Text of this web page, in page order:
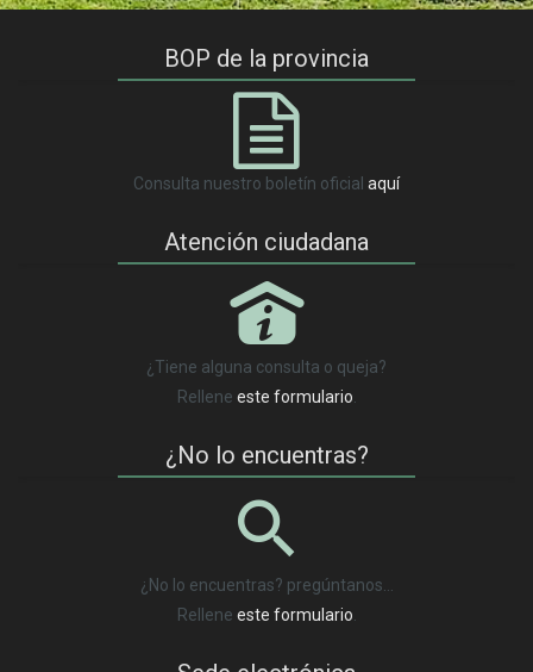
BOP de la provincia
Consulta nuestro boletín oficial aquí
Atención ciudadana
P
¿Tiene alguna consulta o queja?
Rellene este formulario
¿No lo encuentras?
¿No lo encuentras? pregúntanos…
Rellene este formulario